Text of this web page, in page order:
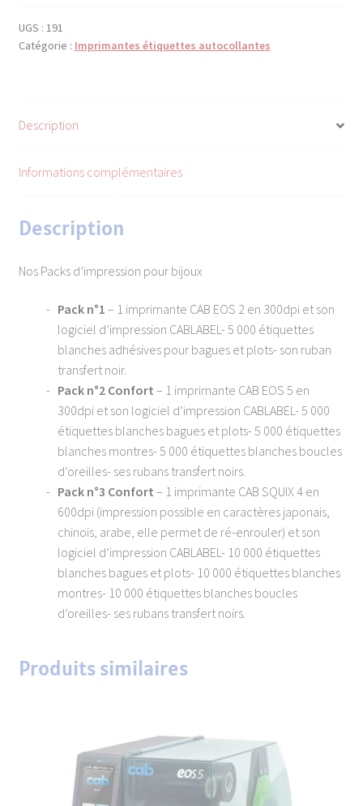
UGS : 191
Catégorie : Imprimantes étiquettes autocollantes
Description
Informations complémentaires
Description
Nos Packs d’impression pour bijoux
Pack n°1 – 1 imprimante CAB EOS 2 en 300dpi et son
logiciel d’impression CABLABEL- 5 000 étiquettes
blanches adhésives pour bagues et plots- son ruban
transfert noir.
Pack n°2 Confort – 1 imprimante CAB EOS 5 en
300dpi et son logiciel d’impression CABLABEL- 5 000
étiquettes blanches bagues et plots- 5 000 étiquettes
blanches montres- 5 000 étiquettes blanches boucles
d’oreilles- ses rubans transfert noirs.
Pack n°3 Confort – 1 imprimante CAB SQUIX 4 en
600dpi (impression possible en caractères japonais,
chinois, arabe, elle permet de ré-enrouler) et son
logiciel d’impression CABLABEL- 10 000 étiquettes
blanches bagues et plots- 10 000 étiquettes blanches
montres- 10 000 étiquettes blanches boucles
d’oreilles- ses rubans transfert noirs.
Produits similaires